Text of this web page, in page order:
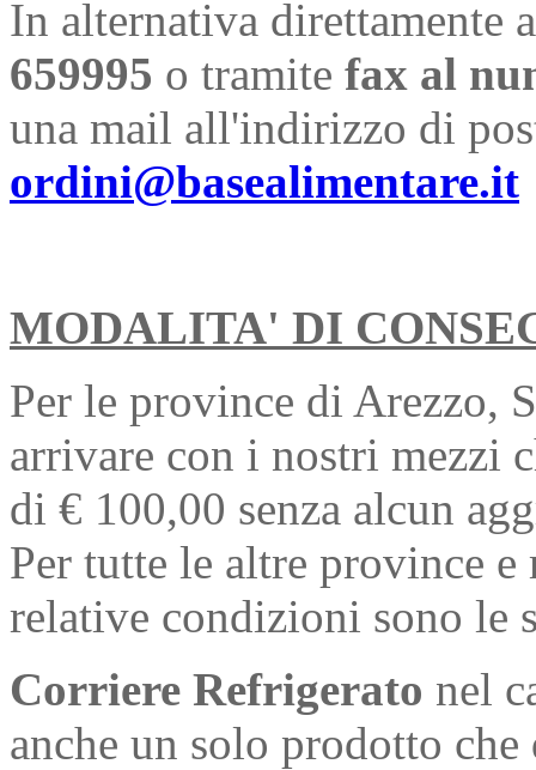
In alternativa direttamente
659995 o tramite fax al
una mail all'indirizzo di
ordini@basealimentare.it
MODALITA' DI
Per le province di Arezzo,
arrivare con i nostri mezzi
di € 100,00 senza alcun
Per tutte le altre province
relative condizioni sono le
Corriere Refrigerato nel
anche un solo prodotto che